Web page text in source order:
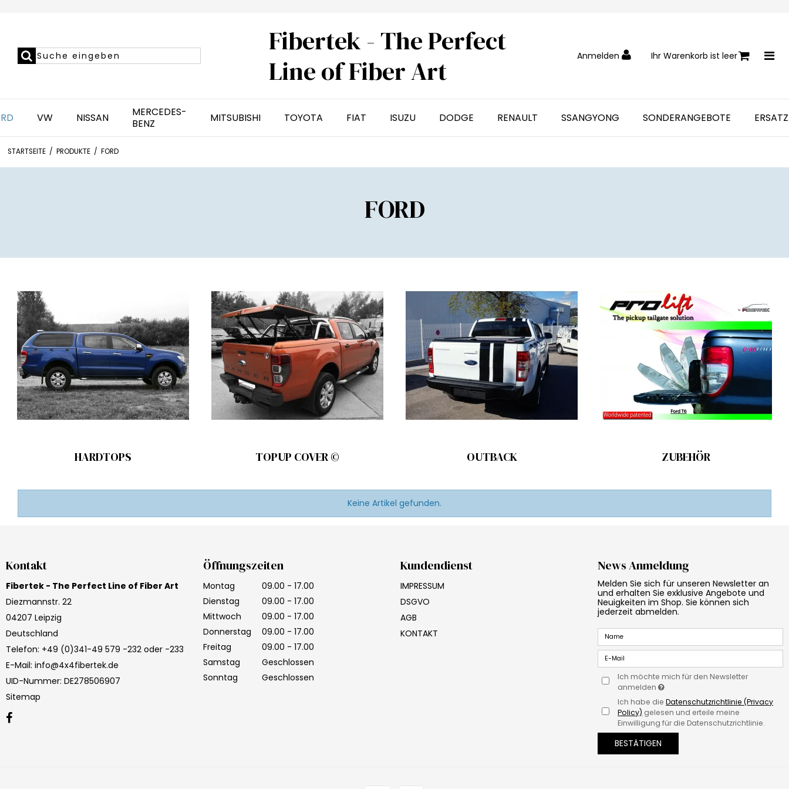
Fibertek - The Perfect
Line of Fiber Art
Anmelden Ihr Warenkorb ist leer
VW NISSAN
MERCEDES-
BENZ
MITSUBISHI TOYOTA FIAT ISUZU DODGE RENAULT SSANGYONG SONDERANGEBOTE
STARTSEITE / PRODUKTE / FORD
FORD
HARDTOPS TOPUP COVER © OUTBACK ZUBEHÖR
Keine Artikel gefunden.
Kontakt
Fibertek - The Perfect Line of Fiber Art
Diezmannstr. 22
04207 Leipzig
Deutschland
Telefon: +49 (0)341-49 579 -232 oder -233
E-Mail: info@4x4fibertek.de
UID-Nummer: DE278506907
Sitemap
Öffnungszeiten
Montag
09.00 - 17.00
Dienstag
09.00 - 17.00
Mittwoch
09.00 - 17.00
Donnerstag
09.00 - 17.00
Freitag
09.00 - 17.00
Samstag
Geschlossen
Sonntag
Geschlossen
Kundendienst
IMPRESSUM
DSGVO
AGB
KONTAKT
News Anmeldung
Melden Sie sich für unseren Newsletter an
und erhalten Sie exklusive Angebote und
Neuigkeiten im Shop. Sie können sich
jederzeit abmelden.
Ich möchte mich für den Newsletter
anmelden
Ich habe dieDatenschutzrichtlinie (Privacy
Policy) gelesen und erteile meine
Einwilligung für die Datenschutzrichtlinie.
BESTÄTIGEN